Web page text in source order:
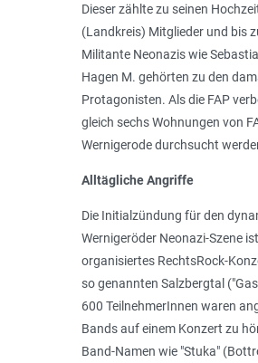
Dieser zählte zu seinen
(Landkreis) Mitglieder und bis
Militante Neonazis wie
Hagen M. gehörten zu den
Protagonisten. Als die FAP
gleich sechs Wohnungen von
Wernigerode durchsucht
Alltägliche Angriffe
Die Initialzündung für den
Wernigeröder Neonazi-Szene
organisiertes RechtsRock-
so genannten Salzbergtal
600 TeilnehmerInnen waren
Bands auf einem Konzert zu
Band-Namen wie "Stuka"